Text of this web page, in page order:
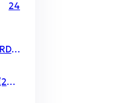
24
поддержка RDIMM\LRDIMM, максимальный объём до 4096Гб
2 x M.2 SSD (2280)